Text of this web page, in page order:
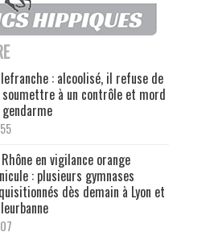
: alcoolisé, il refuse de
soumettre à un contrôle et mord
gendarme
Rhône en vigilance orange
: plusieurs gymnases
dès demain à Lyon et